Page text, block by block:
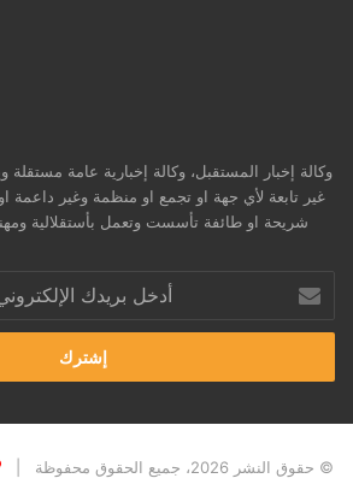
وكالة إخبار المستقبل، وكالة إخبارية عامة
غير تابعة لأي جهة او تجمع او منظمة وغير داعمة
شريحة او طائفة تأسست وتعمل بأستقلالية ومهنية
بريدك
الإلكتروني
© حقوق النشر 2026، جميع الحقوق محفوظة |